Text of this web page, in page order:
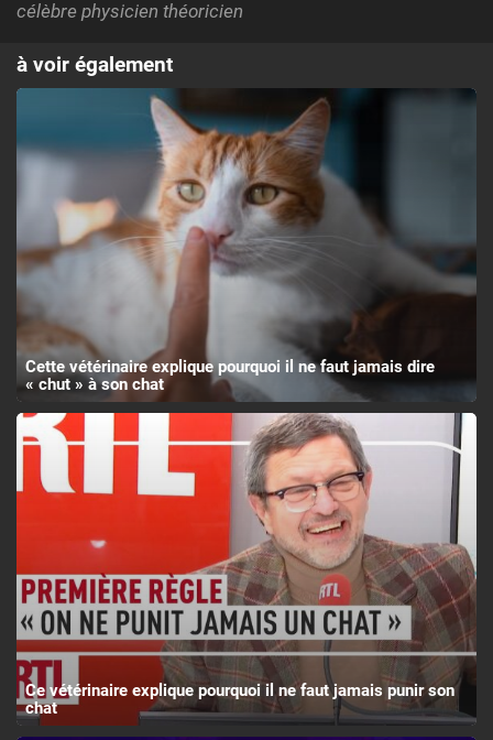
célèbre physicien théoricien
à voir également
Cette vétérinaire explique pourquoi il ne faut jamais dire
« chut » à son chat
Ce vétérinaire explique pourquoi il ne faut jamais punir son
chat